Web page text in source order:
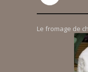
Le fromage de